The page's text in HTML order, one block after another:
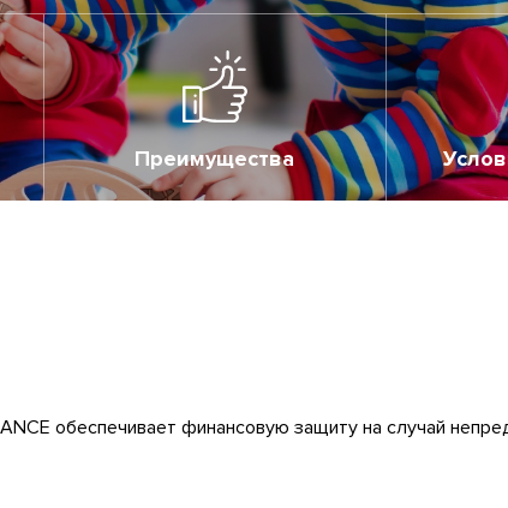
Преимущества
обеспечивает финансовую защиту на случай